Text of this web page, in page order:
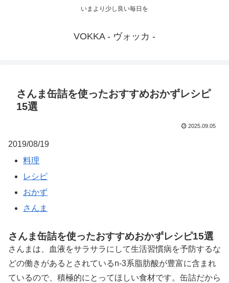
いまより少し良い毎日を
VOKKA - ヴォッカ -
さんま缶詰を使ったおすすめおかずレシピ
15選
2025.09.05
2019/08/19
料理
レシピ
おかず
さんま
さんま缶詰を使ったおすすめおかずレシピ15選
さんまは、血液をサラサラにして生活習慣病を予防するな
どの働きがあるとされているn-3系脂肪酸が豊富に含まれ
ているので、積極的にとってほしい食材です。缶詰だから